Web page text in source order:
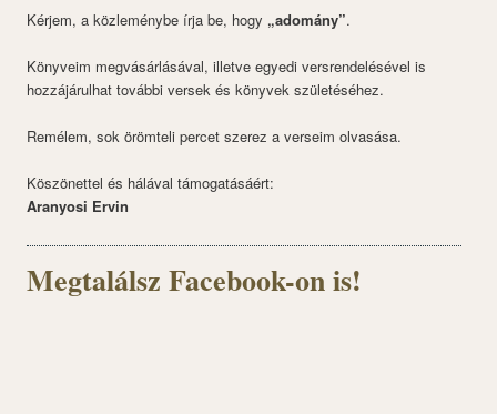
Kérjem, a közleménybe írja be, hogy „adomány”.
Könyveim megvásárlásával, illetve egyedi versrendelésével is
hozzájárulhat további versek és könyvek születéséhez.
Remélem, sok örömteli percet szerez a verseim olvasása.
Köszönettel és hálával támogatásáért:
Aranyosi Ervin
Megtalálsz Facebook-on is!